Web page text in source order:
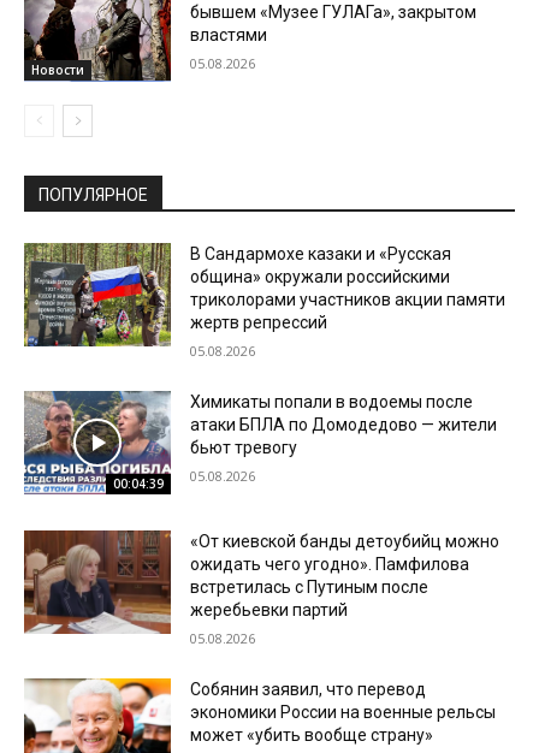
Новости
бывшем «Музее ГУЛАГа», закрытом
властями
05.08.2026
ПОПУЛЯРНОЕ
В Сандармохе казаки и «Русская
община» окружали российскими
триколорами участников акции памяти
жертв репрессий
05.08.2026
00:04:39
Химикаты попали в водоемы после
атаки БПЛА по Домодедово — жители
бьют тревогу
05.08.2026
«От киевской банды детоубийц можно
ожидать чего угодно». Памфилова
встретилась с Путиным после
жеребьевки партий
05.08.2026
Собянин заявил, что перевод
экономики России на военные рельсы
может «убить вообще страну»